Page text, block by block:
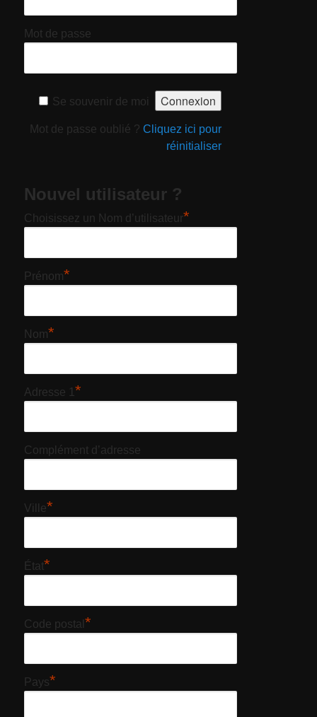
Mot de passe
Se souvenir de moi
Mot de passe oublié ?Cliquez ici pour
réinitialiser
Nouvel utilisateur ?
Choisissez un Nom d’utilisateur*
Prénom*
Nom*
Adresse 1*
Complément d’adresse
Ville*
État*
Code postal*
Pays*